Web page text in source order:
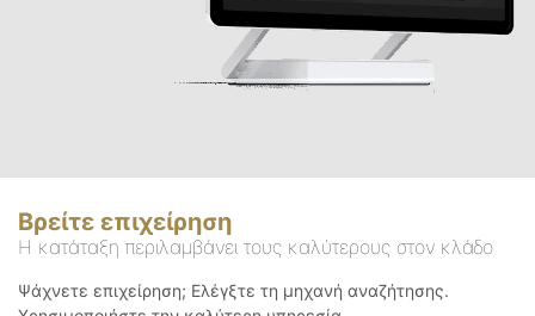
Βρείτε επιχείρηση
Η κατάταξη περιλαμβάνει τους καλύτερους στον κλάδο
Ψάχνετε επιχείρηση; Ελέγξτε τη μηχανή αναζήτησης.